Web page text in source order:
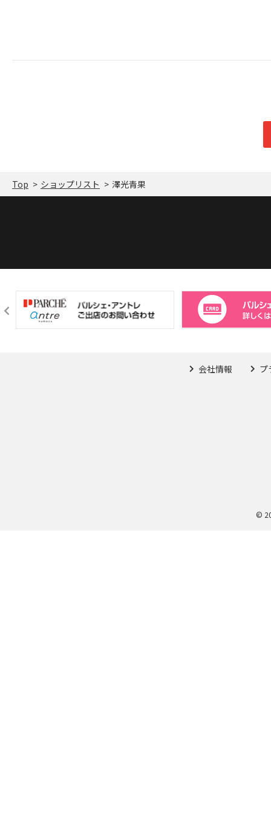
Top ショップリスト 澤光青果
会社情報 プ
©